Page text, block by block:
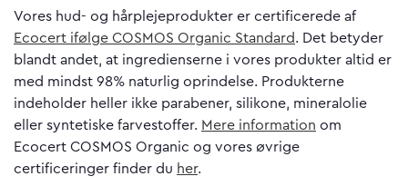
Vores hud- og hårplejeprodukter er certificerede af
Ecocert ifølge COSMOS Organic Standard. Det betyder
blandt andet, at ingredienserne i vores produkter altid er
med mindst 98% naturlig oprindelse. Produkterne
indeholder heller ikke parabener, silikone, mineralolie
eller syntetiske farvestoffer. Mere information om
Ecocert COSMOS Organic og vores øvrige
certificeringer finder du her.